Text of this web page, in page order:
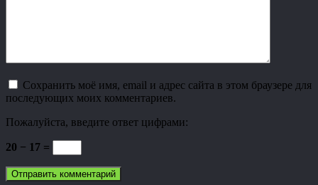
Сохранить моё имя, email и адрес сайта в этом браузере для
последующих моих комментариев.
Пожалуйста, введите ответ цифрами:
20 − 17 =